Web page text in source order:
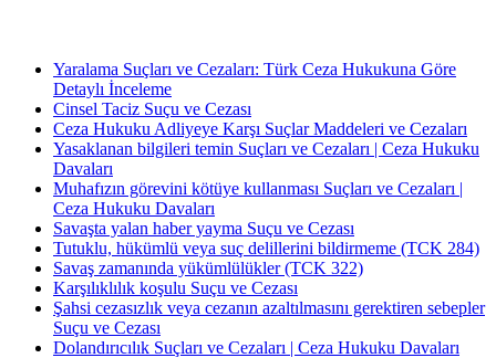
Yaralama Suçları ve Cezaları: Türk Ceza Hukukuna Göre
Detaylı İnceleme
Cinsel Taciz Suçu ve Cezası
Ceza Hukuku Adliyeye Karşı Suçlar Maddeleri ve Cezaları
Yasaklanan bilgileri temin Suçları ve Cezaları | Ceza Hukuku
Davaları
Muhafızın görevini kötüye kullanması Suçları ve Cezaları |
Ceza Hukuku Davaları
Savaşta yalan haber yayma Suçu ve Cezası
Tutuklu, hükümlü veya suç delillerini bildirmeme (TCK 284)
Savaş zamanında yükümlülükler (TCK 322)
Karşılıklılık koşulu Suçu ve Cezası
Şahsi cezasızlık veya cezanın azaltılmasını gerektiren sebepler
Suçu ve Cezası
Dolandırıcılık Suçları ve Cezaları | Ceza Hukuku Davaları